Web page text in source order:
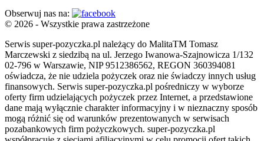
Obserwuj nas na:
© 2026 - Wszystkie prawa zastrzeżone
Serwis super-pozyczka.pl należący do MalitaTM Tomasz
Marczewski z siedzibą na ul. Jerzego Iwanowa-Szajnowicza 1/132
02-796 w Warszawie, NIP 9512386562, REGON 360394081
oświadcza, że nie udziela pożyczek oraz nie świadczy innych usług
finansowych. Serwis super-pozyczka.pl pośredniczy w wyborze
oferty firm udzielających pożyczek przez Internet, a przedstawione
dane mają wyłącznie charakter informacyjny i w nieznaczny sposób
mogą różnić się od warunków prezentowanych w serwisach
pozabankowych firm pożyczkowych. super-pozyczka.pl